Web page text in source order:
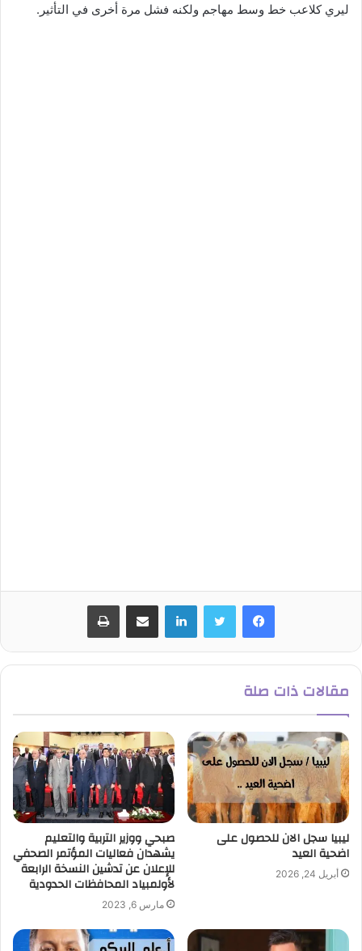
ليري كلاعب خط وسط مهاجم ولكنه فشل مرة أخرى في التأثير.
لينكدإن مشاركة عبر البريد طباعة
مقالات ذات صلة
ليبيا سجل الان للحصول على
اضحية العيد
أبريل 24, 2026
صبحي ووزير التربية والتعليم
يشهدان فعاليات المؤتمر الصحفي
للإعلان عن تدشين النسخة الرابعة
لأولمبياد المحافظات الحدودية
مارس 6, 2023